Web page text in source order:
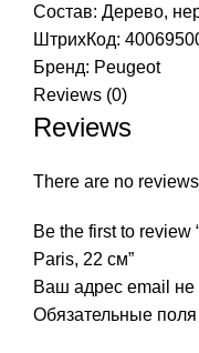
Состав: Дерево,
ШтрихКод:
Бренд: Peugeot
Reviews (0)
Reviews
There are no
Be the first to
Paris, 22 см”
Ваш адрес email не
Обязательные